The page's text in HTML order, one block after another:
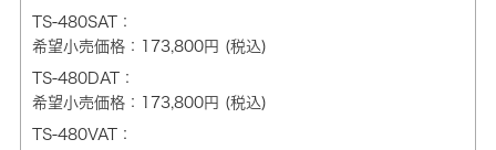
TS-480SAT：
希望小売価格：173,800円 (税込)
TS-480DAT：
希望小売価格：173,800円 (税込)
TS-480VAT：